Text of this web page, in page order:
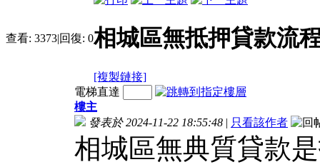
查看: 3373|回復: 0相城區無抵押貸款流
[複製鏈接]
電梯直達
樓主
發表於 2024-11-22 18:55:48 | 只看該作者
相城區無典質貸款